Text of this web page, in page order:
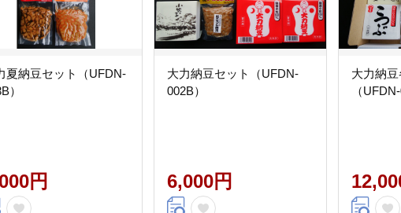
夏納豆セット（UFDN-
）
円
大力納豆セット（UFDN-
002B）
6,000円
大力納
（